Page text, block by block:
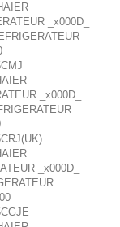
_x000D_
_x000D_
_x000D_